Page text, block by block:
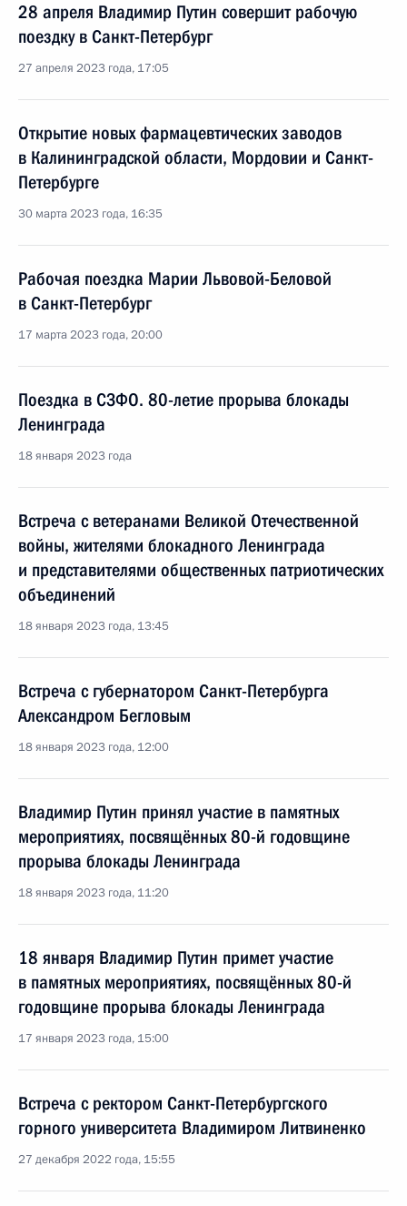
28 апреля Владимир Путин совершит рабочую
поездку в Санкт-Петербург
27 апреля 2023 года, 17:05
Открытие новых фармацевтических заводов
в Калининградской области, Мордовии и Санкт-
Петербурге
30 марта 2023 года, 16:35
Рабочая поездка Марии Львовой-Беловой
в Санкт-Петербург
17 марта 2023 года, 20:00
Поездка в СЗФО. 80-летие прорыва блокады
Ленинграда
18 января 2023 года
Встреча с ветеранами Великой Отечественной
войны, жителями блокадного Ленинграда
и представителями общественных патриотических
объединений
18 января 2023 года, 13:45
Встреча с губернатором Санкт-Петербурга
Александром Бегловым
18 января 2023 года, 12:00
Владимир Путин принял участие в памятных
мероприятиях, посвящённых 80-й годовщине
прорыва блокады Ленинграда
18 января 2023 года, 11:20
18 января Владимир Путин примет участие
в памятных мероприятиях, посвящённых 80-й
годовщине прорыва блокады Ленинграда
17 января 2023 года, 15:00
Встреча с ректором Санкт-Петербургского
горного университета Владимиром Литвиненко
27 декабря 2022 года, 15:55